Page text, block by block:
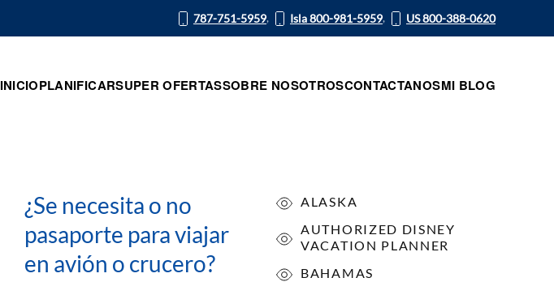
787-751-5959, Isla 800-981-5959, US 800-388-0620
INICIOPLANIFICARSUPER OFERTASSOBRE NOSOTROSCONTACTANOSMI BLOG
¿Se necesita o no
pasaporte para viajar
en avión o crucero?
ALASKA
AUTHORIZED DISNEY
VACATION PLANNER
BAHAMAS